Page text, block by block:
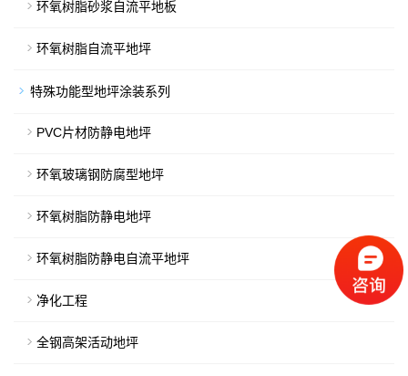
环氧树脂砂浆自流平地板
环氧树脂自流平地坪
特殊功能型地坪涂装系列
PVC片材防静电地坪
环氧玻璃钢防腐型地坪
环氧树脂防静电地坪
环氧树脂防静电自流平地坪
净化工程
全钢高架活动地坪